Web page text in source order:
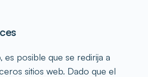
es posible que se redirija a
sitios web. Dado que el